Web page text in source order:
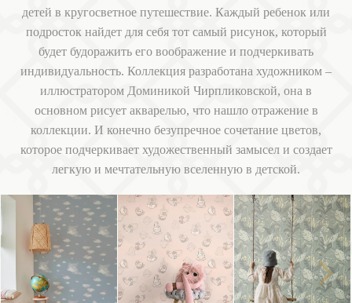
детей в кругосветное путешествие. Каждый ребенок или
подросток найдет для себя тот самый рисунок, который
будет будоражить его воображение и подчеркивать
индивидуальность. Коллекция разработана художником –
иллюстратором Доминикой Чирпликовской, она в
основном рисует акварелью, что нашло отражение в
коллекции. И конечно безупречное сочетание цветов,
которое подчеркивает художественный замысел и создает
легкую и мечтательную вселенную в детской.
Previous
Next